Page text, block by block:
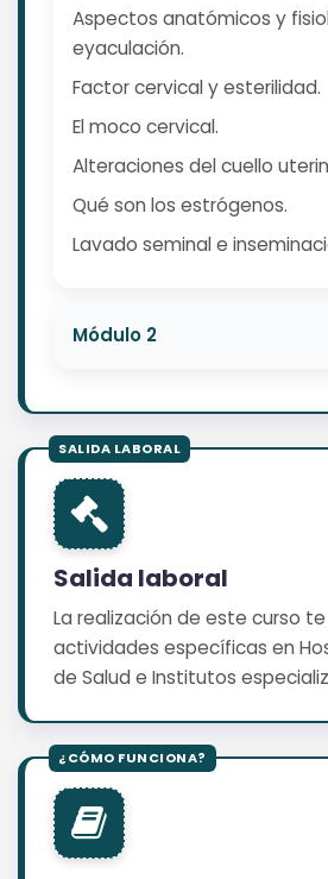
Aspectos anatómicos y
eyaculación.
Factor cervical y esterilidad.
El moco cervical.
Alteraciones del cuello
Qué son los estrógenos.
Lavado seminal e
Módulo 2
Salida laboral
La realización de este curso
actividades específicas en
de Salud e Institutos